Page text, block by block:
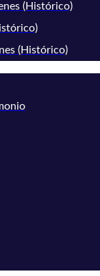
(Histórico)
(Histórico)